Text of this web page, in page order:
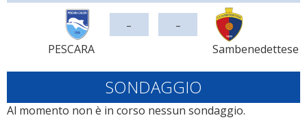
PESCARA
- -
Sambenedettese
SONDAGGIO
Al momento non è in corso nessun sondaggio.